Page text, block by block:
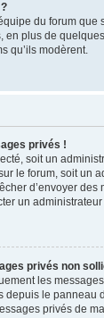
du forum que
en plus de
qu’ils modèrent.
privés !
soit un
le forum, soit un
d’envoyer des
un
privés non
les
depuis le panneau
privés de